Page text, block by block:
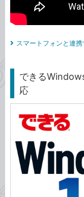
スマートフォンと連
できる
応